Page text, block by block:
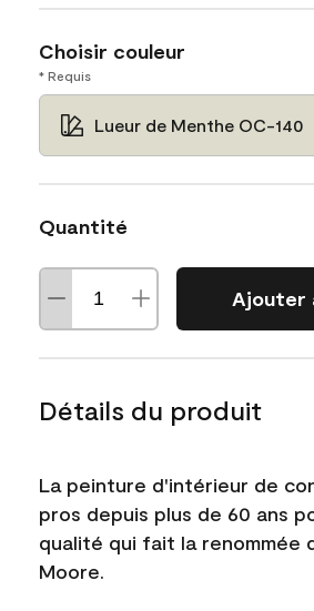
Choisir couleur
* Requis
Lueur de Menthe OC-140
Quantité
Ajouter
Détails du produit
La peinture d'intérieur de
pros depuis plus de 60 ans
qualité qui fait la renommée
Moore.